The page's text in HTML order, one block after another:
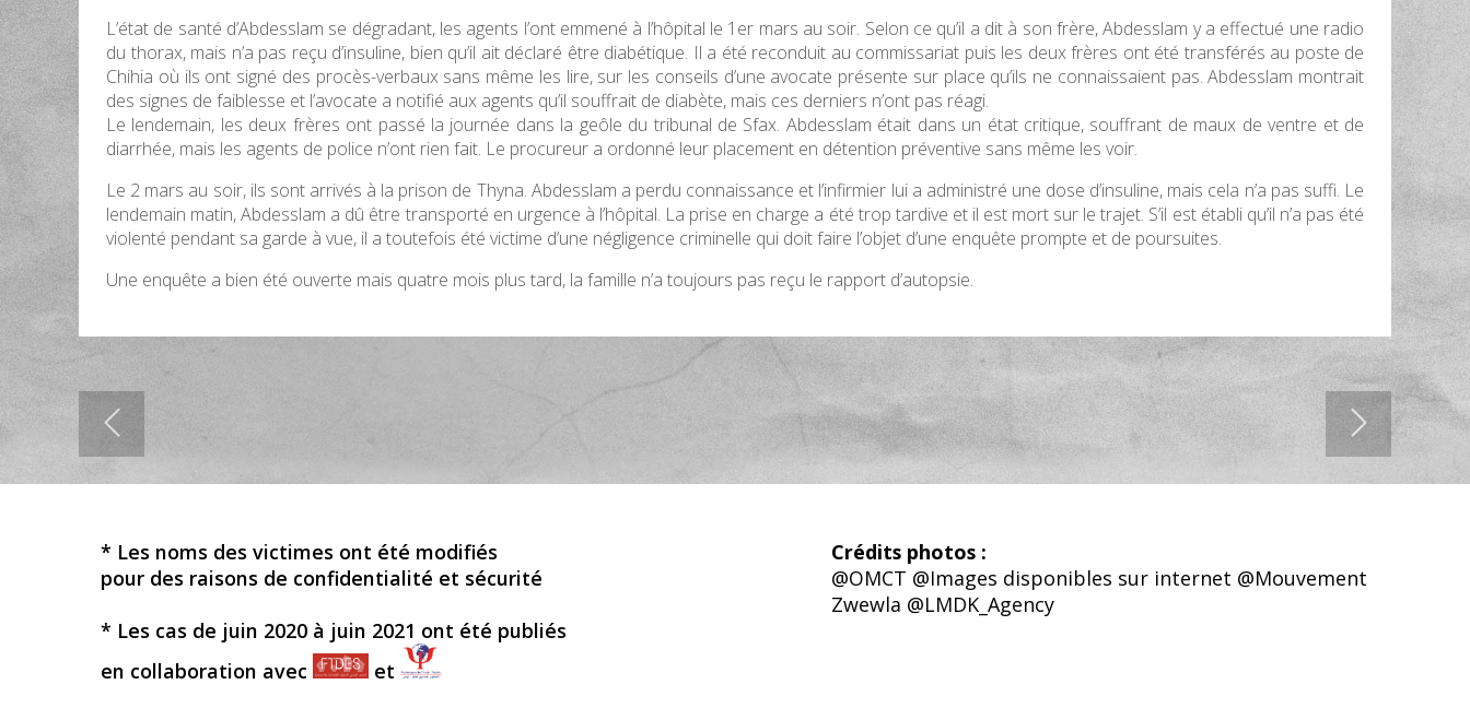
L’état de santé d’Abdesslam se dégradant, les agents l’ont emmené à l’hôpital le 1er mars au soir. Selon ce qu’il a dit à son frère, Abdesslam y a effectué une radio
du thorax, mais n’a pas reçu d’insuline, bien qu’il ait déclaré être diabétique. Il a été reconduit au commissariat puis les deux frères ont été transférés au poste de
Chihia où ils ont signé des procès-verbaux sans même les lire, sur les conseils d’une avocate présente sur place qu’ils ne connaissaient pas. Abdesslam montrait
des signes de faiblesse et l’avocate a notifié aux agents qu’il souffrait de diabète, mais ces derniers n’ont pas réagi.
Le lendemain, les deux frères ont passé la journée dans la geôle du tribunal de Sfax. Abdesslam était dans un état critique, souffrant de maux de ventre et de
diarrhée, mais les agents de police n’ont rien fait. Le procureur a ordonné leur placement en détention préventive sans même les voir.
Le 2 mars au soir, ils sont arrivés à la prison de Thyna. Abdesslam a perdu connaissance et l’infirmier lui a administré une dose d’insuline, mais cela n’a pas suffi. Le
lendemain matin, Abdesslam a dû être transporté en urgence à l’hôpital. La prise en charge a été trop tardive et il est mort sur le trajet. S’il est établi qu’il n’a pas été
violenté pendant sa garde à vue, il a toutefois été victime d’une négligence criminelle qui doit faire l’objet d’une enquête prompte et de poursuites.
Une enquête a bien été ouverte mais quatre mois plus tard, la famille n’a toujours pas reçu le rapport d’autopsie.
* Les noms des victimes ont été modifiés
pour des raisons de confidentialité et sécurité
* Les cas de juin 2020 à juin 2021 ont été publiés
en collaboration avec
et
Crédits photos :
@OMCT @Images disponibles sur internet @Mouvement
Zwewla @LMDK_Agency